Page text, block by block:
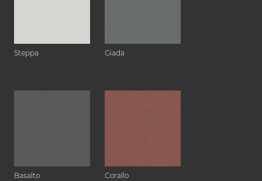
Steppa Giada
Basalto Corallo